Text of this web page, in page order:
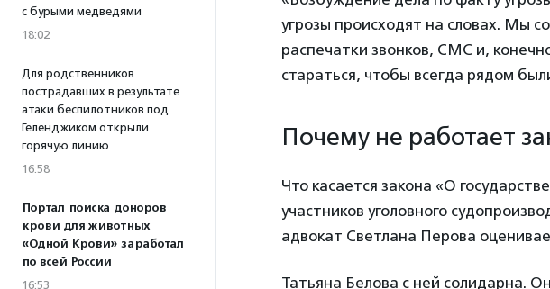
с бурыми медведями
18:02
Для родственников
пострадавших в результате
атаки беспилотников под
Геленджиком открыли
горячую линию
16:58
Портал поиска доноров
крови для животных
«Одной Крови» заработал
по всей России
16:53
угрозы происходят на словах. Мы
распечатки звонков, СМС и,
стараться, чтобы всегда рядом
Почему не работает
Что касается закона «О
участников уголовного
адвокат Светлана Перова
Татьяна Белова с ней солидарна.